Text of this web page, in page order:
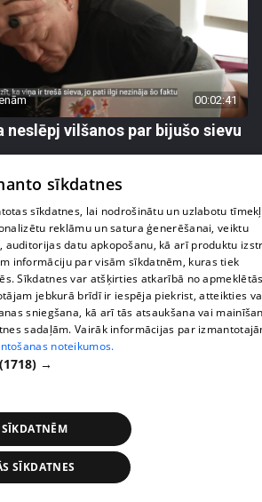
00:02:41
neslēpj vilšanos par bijušo sievu
pārvākties Magoni uz Kurzemes
sīkdatnes
sīkdatnes, lai nodrošinātu un uzlabotu
reklāmu un satura ģenerēšanai, veiktu
datu apkopošanu, kā arī produktu
informāciju par visām sīkdatnēm, kuras tiek
Sīkdatnes var atšķirties atkarībā no
jebkurā brīdī ir iespēja piekrist, atteikties
sniegšana, kā arī tās atsaukšana vai
sadaļām. Vairāk informācijas par
noteikumos.
(1718) →
SĪKDATNES